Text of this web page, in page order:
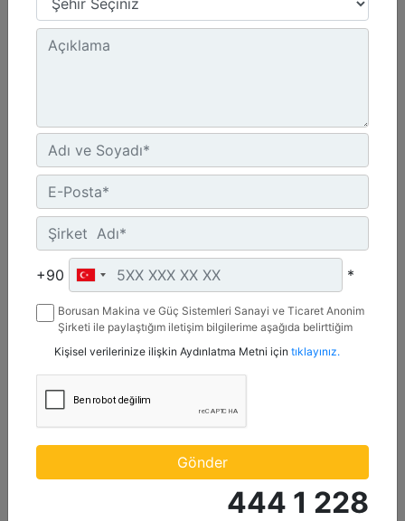
48 inç - 1219 mm
Detay
T112 Hidrolik Yana Kaydırma
Standart Bom Uzunluğu :
48 inç - 1219 mm
+90 *
Borusan Makina ve Güç Sistemleri Sanayi ve Ticaret Anonim
Şirketi ile paylaştığım iletişim bilgilerime aşağıda belirttiğim
mesaj gönderilmesine izin veriyorum.
Kişisel verilerinize ilişkin Aydınlatma Metni için tıklayınız.
Gönder
444 1 228